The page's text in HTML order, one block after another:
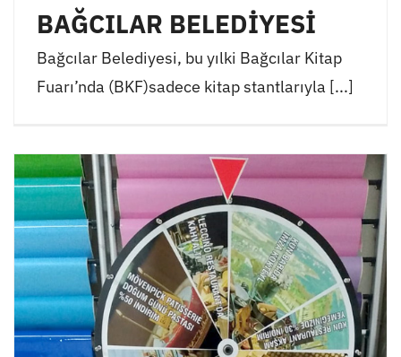
BAĞCILAR BELEDİYESİ
Bağcılar Belediyesi, bu yılki Bağcılar Kitap
Fuarı’nda (BKF)sadece kitap stantlarıyla [...]